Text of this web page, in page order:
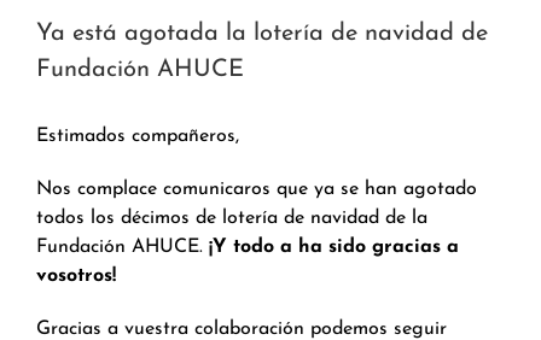
Ya está agotada la lotería de navidad de
Fundación AHUCE
Estimados compañeros,
Nos complace comunicaros que ya se han agotado
todos los décimos de lotería de navidad de la
Fundación AHUCE. ¡Y todo a ha sido gracias a
vosotros!
Gracias a vuestra colaboración podemos seguir